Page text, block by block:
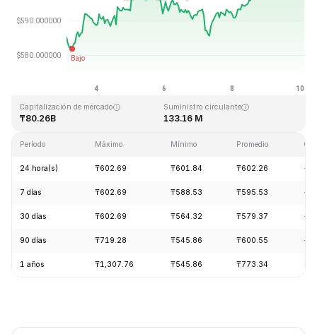
Última actualización: 2026-08-10, 02:39 GMT+0
₸0.039818
Capitalización de mercado
₸80.26B
Suministro circulante
133.16 M
Período Máximo Mínimo Promedio
24 hora(s) ₸602.69 ₸601.84 ₸602.26
7 días ₸602.69 ₸588.53 ₸595.53
30 días ₸602.69 ₸564.32 ₸579.37
90 días ₸719.28 ₸545.86 ₸600.55
1 años ₸1,307.76 ₸545.86 ₸773.34 -